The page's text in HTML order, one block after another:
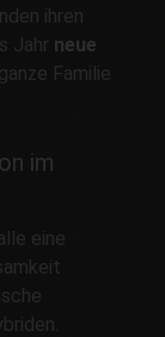
ihren
Jahr neue
Familie
im
eine